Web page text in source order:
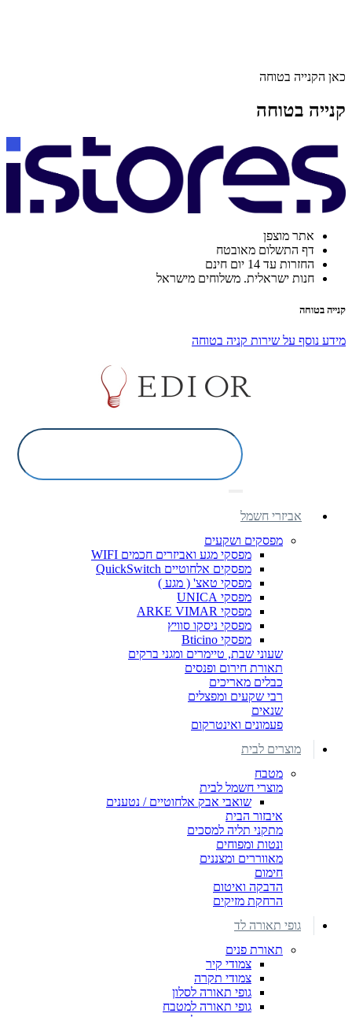
כאן הקנייה בטוחה
קנייה בטוחה
אתר מוצפן
דף התשלום מאובטח
החזרות עד 14 יום חינם
חנות ישראלית. משלוחים מישראל
קנייה בטוחה
מידע נוסף על שירות קניה בטוחה
אביזרי חשמל
מפסקים ושקעים
מפסקי מגע ואביזרים חכמים WIFI
מפסקים אלחוטיים QuickSwitch
מפסקי טאצ' ( מגע )
מפסקי UNICA
מפסקי ARKE VIMAR
מפסקי ניסקו סוויץ
מפסקי Bticino
שעוני שבת, טיימרים ומגני ברקים
תאורת חירום ופנסים
כבלים מאריכים
רבי שקעים ומפצלים
שנאים
פעמונים ואינטרקום
מוצרים לבית
מטבח
מוצרי חשמל לבית
שואבי אבק אלחוטיים / נטענים
איבזור הבית
מתקני תליה למסכים
ונטות ומפוחים
מאווררים ומצננים
חימום
הדבקה ואיטום
הרחקת מזיקים
גופי תאורה לד
תאורת פנים
צמודי קיר
צמודי תקרה
גופי תאורה לסלון
גופי תאורה למטבח